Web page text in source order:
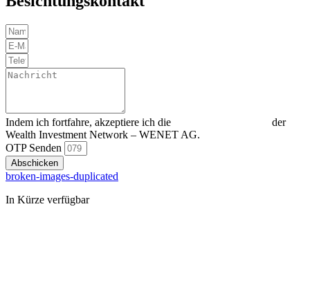
Indem ich fortfahre, akzeptiere ich die
der
Wealth Investment Network – WENET AG.
OTP Senden
Abschicken
broken-images-duplicated
In Kürze verfügbar